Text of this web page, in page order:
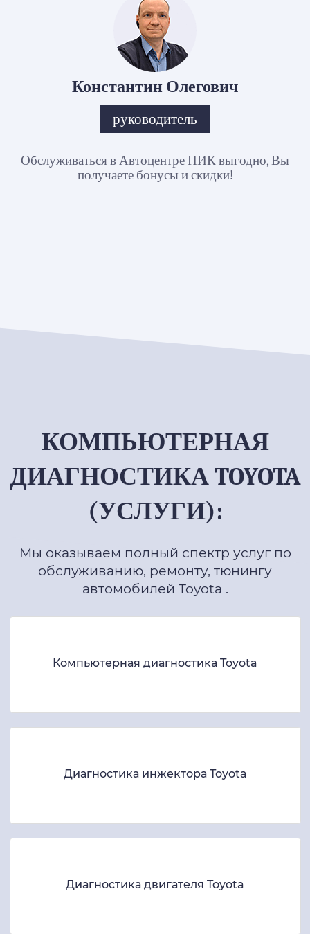
Константин Олегович
руководитель
Обслуживаться в Автоцентре ПИК выгодно, Вы
получаете бонусы и скидки!
КОМПЬЮТЕРНАЯ
ДИАГНОСТИКА TOYOTA
(УСЛУГИ):
Мы оказываем полный спектр услуг по
обслуживанию, ремонту, тюнингу
автомобилей Toyota .
Компьютерная диагностика Toyota
Диагностика инжектора Toyota
Диагностика двигателя Toyota